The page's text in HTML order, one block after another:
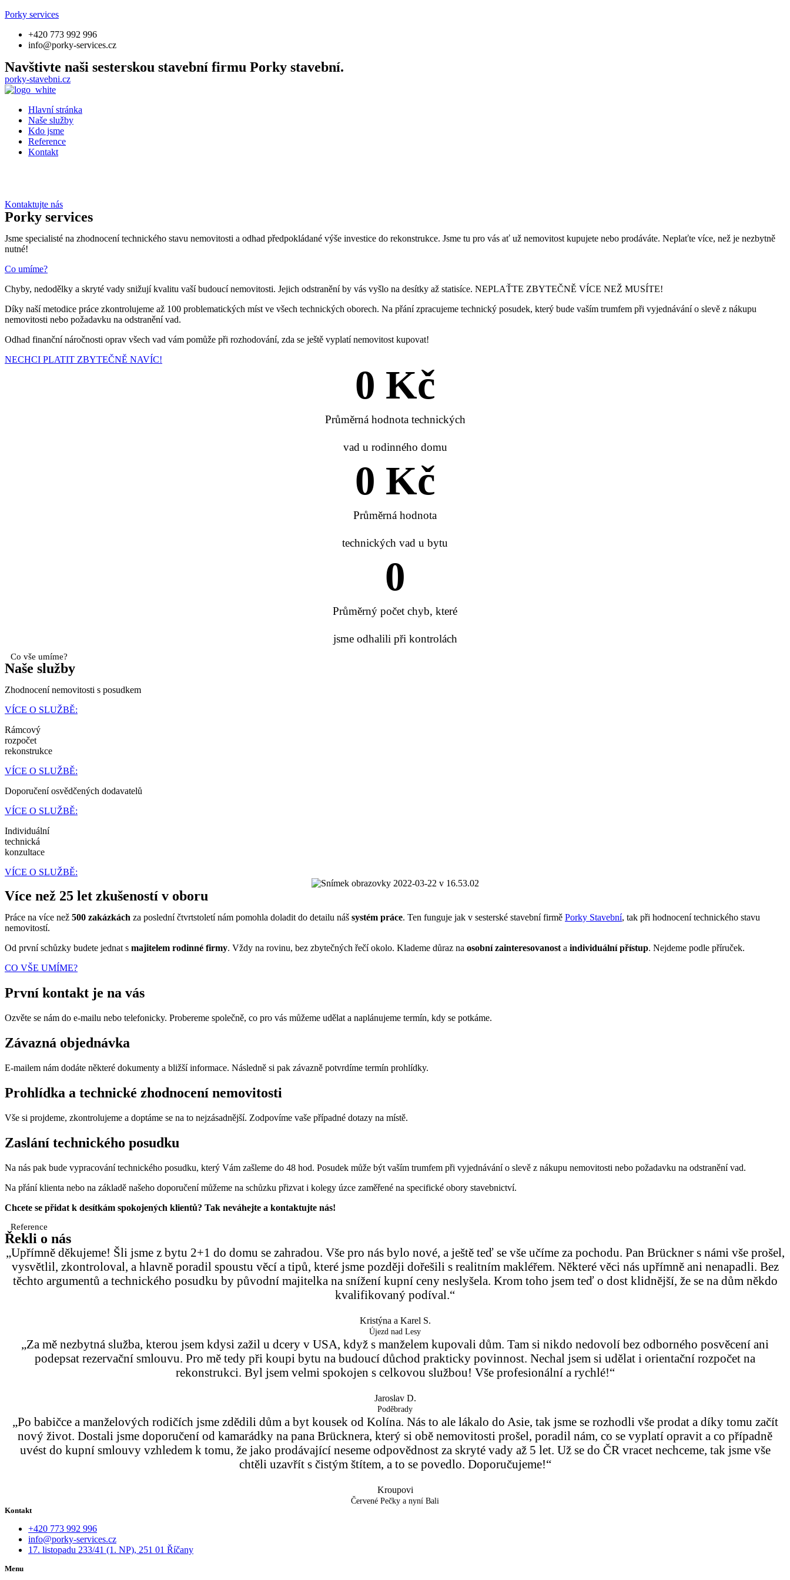
Porky services
+420 773 992 996
info@porky-services.cz
Navštivte naši sesterskou stavební firmu Porky stavební.
porky-stavebni.cz
Hlavní stránka
Naše služby
Kdo jsme
Reference
Kontakt
Kontaktujte nás
Porky services
Jsme specialisté na zhodnocení technického stavu nemovitosti a odhad předpokládané výše investice do rekonstrukce. Jsme tu pro vás ať už nemovitost kupujete nebo prodáváte. Neplaťte více, než je nezbytně
nutné!
Co umíme?
Chyby, nedodělky a skryté vady snižují kvalitu vaší budoucí nemovitosti. Jejich odstranění by vás vyšlo na desítky až statisíce. NEPLAŤTE ZBYTEČNĚ VÍCE NEŽ MUSÍTE!
Díky naší metodice práce zkontrolujeme až 100 problematických míst ve všech technických oborech. Na přání zpracujeme technický posudek, který bude vaším trumfem při vyjednávání o slevě z nákupu
nemovitosti nebo požadavku na odstranění vad.
Odhad finanční náročnosti oprav všech vad vám pomůže při rozhodování, zda se ještě vyplatí nemovitost kupovat!
NECHCI PLATIT ZBYTEČNĚ NAVÍC!
0 Kč
Průměrná hodnota technických
vad u rodinného domu
0 Kč
Průměrná hodnota
technických vad u bytu
0
Průměrný počet chyb, které
jsme odhalili při kontrolách
Co vše umíme?
Naše služby
Zhodnocení nemovitosti s posudkem
VÍCE O SLUŽBĚ:
Rámcový
rozpočet
rekonstrukce
VÍCE O SLUŽBĚ:
Doporučení osvědčených dodavatelů
VÍCE O SLUŽBĚ:
Individuální
technická
konzultace
VÍCE O SLUŽBĚ:
Více než 25 let zkušeností v oboru
Práce na více než 500 zakázkách za poslední čtvrtstoletí nám pomohla doladit do detailu náš systém práce. Ten funguje jak v sesterské stavební firmě Porky Stavební, tak při hodnocení technického stavu
nemovitostí.
Od první schůzky budete jednat s majitelem rodinné firmy. Vždy na rovinu, bez zbytečných řečí okolo. Klademe důraz na osobní zainteresovanost a individuální přístup. Nejdeme podle příruček.
CO VŠE UMÍME?
První kontakt je na vás
Ozvěte se nám do e-mailu nebo telefonicky. Probereme společně, co pro vás můžeme udělat a naplánujeme termín, kdy se potkáme.
Závazná objednávka
E-mailem nám dodáte některé dokumenty a bližší informace. Následně si pak závazně potvrdíme termín prohlídky.
Prohlídka a technické zhodnocení nemovitosti
Vše si projdeme, zkontrolujeme a doptáme se na to nejzásadnější. Zodpovíme vaše případné dotazy na místě.
Zaslání technického posudku
Na nás pak bude vypracování technického posudku, který Vám zašleme do 48 hod. Posudek může být vaším trumfem při vyjednávání o slevě z nákupu nemovitosti nebo požadavku na odstranění vad.
Na přání klienta nebo na základě našeho doporučení můžeme na schůzku přizvat i kolegy úzce zaměřené na specifické obory stavebnictví.
Chcete se přidat k desítkám spokojených klientů? Tak neváhejte a kontaktujte nás!
Reference
Řekli o nás
„Upřímně děkujeme! Šli jsme z bytu 2+1 do domu se zahradou. Vše pro nás bylo nové, a ještě teď se vše učíme za pochodu. Pan Brückner s námi vše prošel,
vysvětlil, zkontroloval, a hlavně poradil spoustu věcí a tipů, které jsme později dořešili s realitním makléřem. Některé věci nás upřímně ani nenapadli. Bez
těchto argumentů a technického posudku by původní majitelka na snížení kupní ceny neslyšela. Krom toho jsem teď o dost klidnější, že se na dům někdo
kvalifikovaný podíval.“
Kristýna a Karel S.
Újezd nad Lesy
„Za mě nezbytná služba, kterou jsem kdysi zažil u dcery v USA, když s manželem kupovali dům. Tam si nikdo nedovolí bez odborného posvěcení ani
podepsat rezervační smlouvu. Pro mě tedy při koupi bytu na budoucí důchod prakticky povinnost. Nechal jsem si udělat i orientační rozpočet na
rekonstrukci. Byl jsem velmi spokojen s celkovou službou! Vše profesionální a rychlé!“
Jaroslav D.
Poděbrady
„Po babičce a manželových rodičích jsme zdědili dům a byt kousek od Kolína. Nás to ale lákalo do Asie, tak jsme se rozhodli vše prodat a díky tomu začít
nový život. Dostali jsme doporučení od kamarádky na pana Brücknera, který si obě nemovitosti prošel, poradil nám, co se vyplatí opravit a co případně
uvést do kupní smlouvy vzhledem k tomu, že jako prodávající neseme odpovědnost za skryté vady až 5 let. Už se do ČR vracet nechceme, tak jsme vše
chtěli uzavřít s čistým štítem, a to se povedlo. Doporučujeme!“
Kroupovi
Červené Pečky a nyní Bali
Kontakt
+420 773 992 996
info@porky-services.cz
17. listopadu 233/41 (1. NP), 251 01 Říčany
Menu